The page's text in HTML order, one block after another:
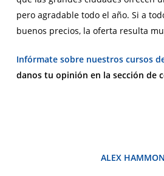
pero agradable todo el año. Si a
buenos precios, la oferta resulta
Infórmate sobre nuestros cursos
danos tu opinión en la sección de
ALEX